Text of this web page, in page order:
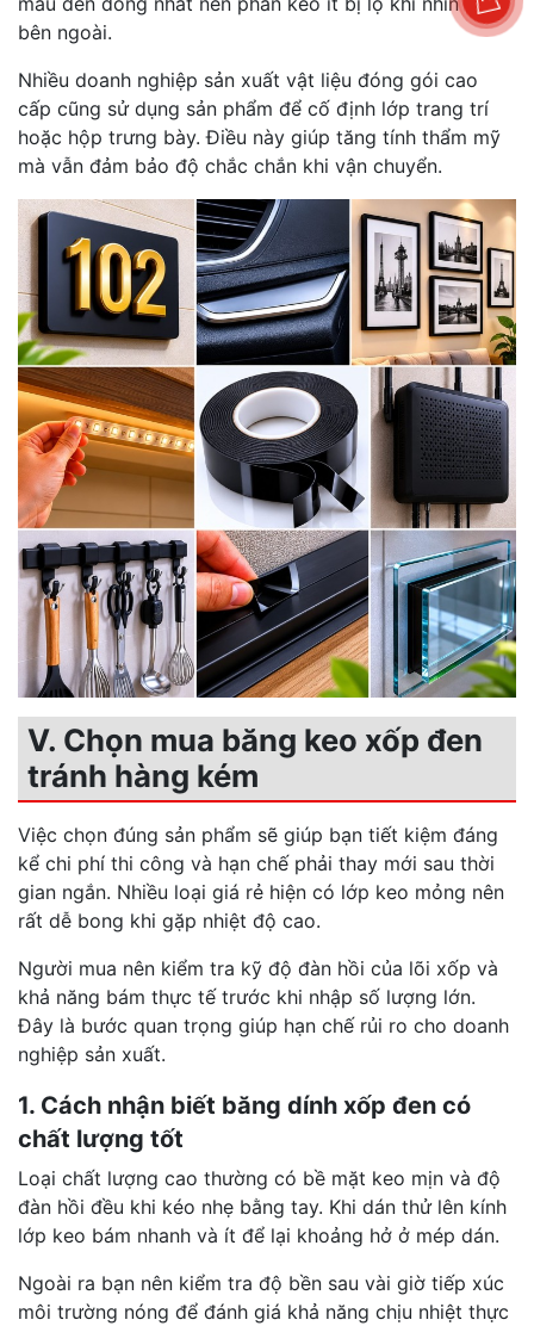
bên ngoài.
Nhiều doanh nghiệp sản xuất vật liệu đóng gói cao
cấp cũng sử dụng sản phẩm để cố định lớp trang trí
hoặc hộp trưng bày. Điều này giúp tăng tính thẩm mỹ
mà vẫn đảm bảo độ chắc chắn khi vận chuyển.
V. Chọn mua băng keo xốp đen
tránh hàng kém
Việc chọn đúng sản phẩm sẽ giúp bạn tiết kiệm đáng
kể chi phí thi công và hạn chế phải thay mới sau thời
gian ngắn. Nhiều loại giá rẻ hiện có lớp keo mỏng nên
rất dễ bong khi gặp nhiệt độ cao.
Người mua nên kiểm tra kỹ độ đàn hồi của lõi xốp và
khả năng bám thực tế trước khi nhập số lượng lớn.
Đây là bước quan trọng giúp hạn chế rủi ro cho doanh
nghiệp sản xuất.
1. Cách nhận biết băng dính xốp đen có
chất lượng tốt
Loại chất lượng cao thường có bề mặt keo mịn và độ
đàn hồi đều khi kéo nhẹ bằng tay. Khi dán thử lên kính
lớp keo bám nhanh và ít để lại khoảng hở ở mép dán.
Ngoài ra bạn nên kiểm tra độ bền sau vài giờ tiếp xúc
môi trường nóng để đánh giá khả năng chịu nhiệt thực